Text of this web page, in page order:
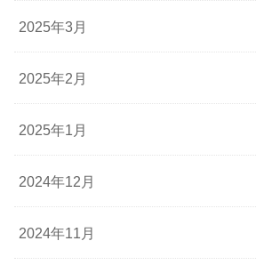
2025年3月
2025年2月
2025年1月
2024年12月
2024年11月